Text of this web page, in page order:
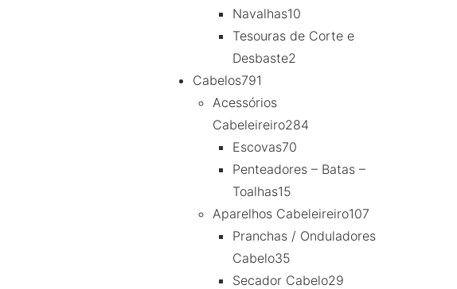
Navalhas10
Tesouras de Corte e
Desbaste2
Cabelos791
Acessórios
Cabeleireiro284
Escovas70
Penteadores – Batas –
Toalhas15
Aparelhos Cabeleireiro107
Pranchas / Onduladores
Cabelo35
Secador Cabelo29